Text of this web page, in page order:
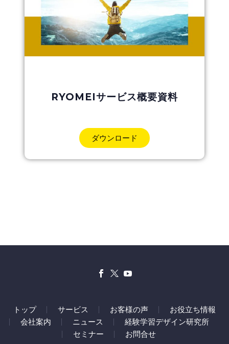
RYOMEIサービス概要資料
ダウンロード
トップ サービス お客様の声
お役立ち情報
会社案内
ニュース
経験学習デザイン研究所
セミナー
お問合せ